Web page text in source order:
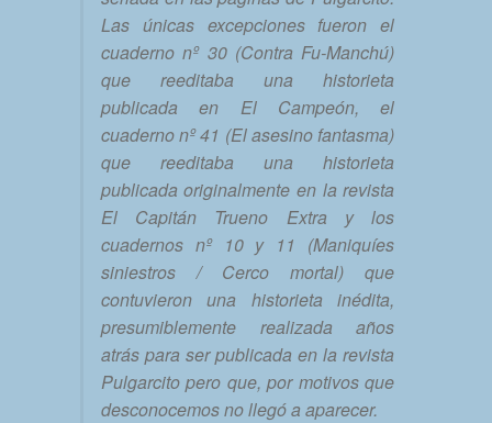
Las únicas excepciones fueron el
cuaderno nº 30 (Contra Fu-Manchú)
que reeditaba una historieta
publicada en El Campeón, el
cuaderno nº 41 (El asesino fantasma)
que reeditaba una historieta
publicada originalmente en la revista
El Capitán Trueno Extra y los
cuadernos nº 10 y 11 (Maniquíes
siniestros / Cerco mortal) que
contuvieron una historieta inédita,
presumiblemente realizada años
atrás para ser publicada en la revista
Pulgarcito pero que, por motivos que
desconocemos no llegó a aparecer.